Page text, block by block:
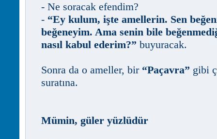
- Ne soracak efendim?
- “Ey kulum, işte amellerin. Sen
beğeneyim. Ama senin bile
nasıl kabul ederim?” buyuracak.
Sonra da o ameller, bir “Paçavra” gibi
suratına.
Mümin, güler yüzlüdür